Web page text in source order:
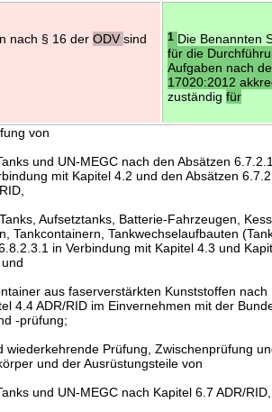
nach § 16 derODVsind
1 Die Benannten
für die
Aufgaben nach
17020:2012
zuständigfür
von
und UN-MEGC nach den Absätzen
mit Kapitel 4.2 und den Absätzen
Aufsetztanks, Batterie-Fahrzeugen,
Tankcontainern, Tankwechselaufbauten
in Verbindung mit Kapitel 4.3 und
aus faserverstärkten Kunststoffen
4.4 ADR/RID im Einvernehmen mit der
-prüfung;
wiederkehrende Prüfung, Zwischenprüfung
und der Ausrüstungsteile von
und UN-MEGC nach Kapitel 6.7 ADR/RID,